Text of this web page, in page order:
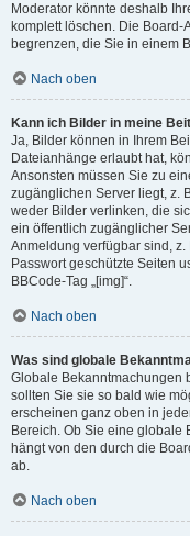
Moderator könnte deshalb
komplett löschen. Die
begrenzen, die Sie in einem
Nach oben
Kann ich Bilder in meine
Ja, Bilder können in Ihrem
Dateianhänge erlaubt hat,
Ansonsten müssen Sie zu
zugänglichen Server liegt, z.
weder Bilder verlinken, die
ein öffentlich zugänglicher
Anmeldung verfügbar sind,
Passwort geschützte Seiten
BBCode-Tag „[img]“.
Nach oben
Was sind globale
Globale Bekanntmachungen
sollten Sie sie so bald wie
erscheinen ganz oben in
Bereich. Ob Sie eine globale
hängt von den durch die
ab.
Nach oben